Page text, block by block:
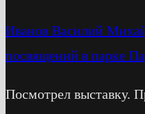
Иванов Василий
посвящений в парке
Посмотрел выставку.